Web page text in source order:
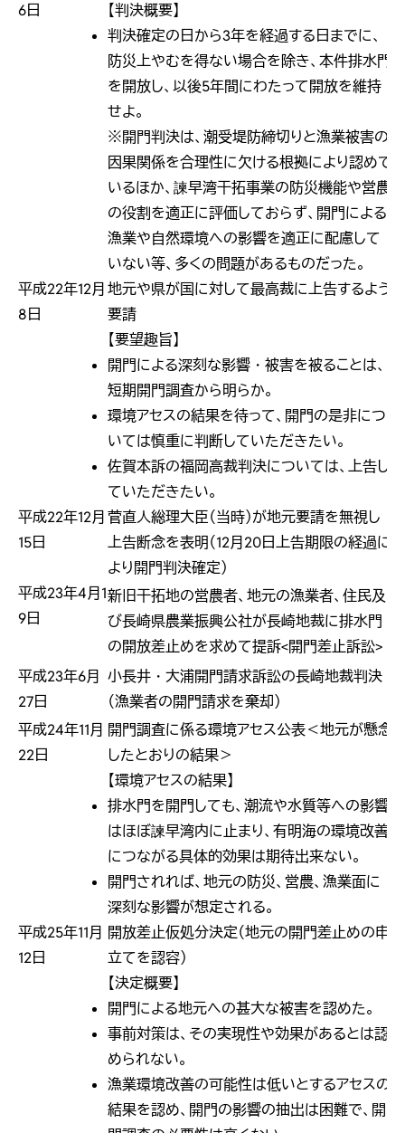
6日
【判決概要】
判決確定の日から3年を経過する日までに、
防災上やむを得ない場合を除き、本件排水門
を開放し、以後5年間にわたって開放を維持
せよ。
※開門判決は、潮受堤防締切りと漁業被害の
因果関係を合理性に欠ける根拠により認めて
いるほか、諫早湾干拓事業の防災機能や営農
の役割を適正に評価しておらず、開門による
漁業や自然環境への影響を適正に配慮して
いない等、多くの問題があるものだった。
平成22年12月
8日
地元や県が国に対して最高裁に上告するよう
要請
【要望趣旨】
開門による深刻な影響・被害を被ることは、
短期開門調査から明らか。
環境アセスの結果を待って、開門の是非につ
いては慎重に判断していただきたい。
佐賀本訴の福岡高裁判決については、上告し
ていただきたい。
平成22年12月
15日
菅直人総理大臣（当時）が地元要請を無視し
上告断念を表明（12月20日上告期限の経過に
より開門判決確定）
平成23年4月1
9日
新旧干拓地の営農者、地元の漁業者、住民及
び長崎県農業振興公社が長崎地裁に排水門
の開放差止めを求めて提訴<開門差止訴訟>
平成23年6月
27日
小長井・大浦開門請求訴訟の長崎地裁判決
（漁業者の開門請求を棄却）
平成24年11月
22日
開門調査に係る環境アセス公表＜地元が懸念
したとおりの結果＞
【環境アセスの結果】
排水門を開門しても、潮流や水質等への影響
はほぼ諫早湾内に止まり、有明海の環境改善
につながる具体的効果は期待出来ない。
開門されれば、地元の防災、営農、漁業面に
深刻な影響が想定される。
平成25年11月
12日
開放差止仮処分決定（地元の開門差止めの申
立てを認容）
【決定概要】
開門による地元への甚大な被害を認めた。
事前対策は、その実現性や効果があるとは認
められない。
漁業環境改善の可能性は低いとするアセスの
結果を認め、開門の影響の抽出は困難で、開